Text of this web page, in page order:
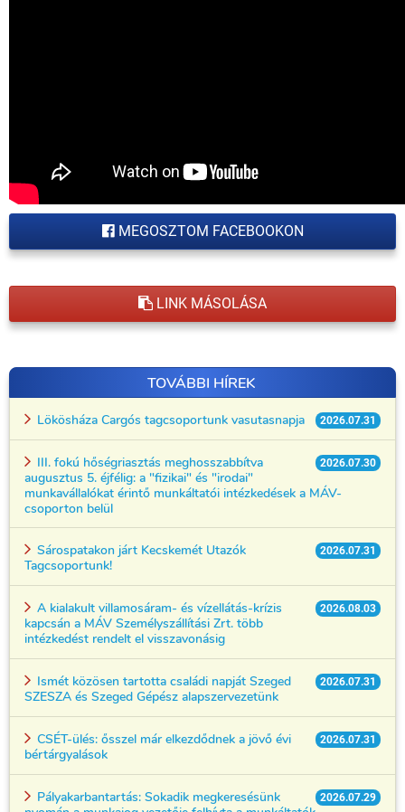
MEGOSZTOM FACEBOOKON
LINK MÁSOLÁSA
TOVÁBBI HÍREK
2026.07.31
Lökösháza Cargós tagcsoportunk vasutasnapja
2026.07.30
III. fokú hőségriasztás meghosszabbítva
augusztus 5. éjfélig: a "fizikai" és "irodai"
munkavállalókat érintő munkáltatói intézkedések a MÁV-
csoporton belül
2026.07.31
Sárospatakon járt Kecskemét Utazók
Tagcsoportunk!
2026.08.03
A kialakult villamosáram- és vízellátás-krízis
kapcsán a MÁV Személyszállítási Zrt. több
intézkedést rendelt el visszavonásig
2026.07.31
Ismét közösen tartotta családi napját Szeged
SZESZA és Szeged Gépész alapszervezetünk
2026.07.31
CSÉT-ülés: ősszel már elkezdődnek a jövő évi
bértárgyalások
2026.07.29
Pályakarbantartás: Sokadik megkeresésünk